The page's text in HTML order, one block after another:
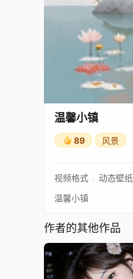
温馨小镇
89 风景
视频格式 动态壁纸
温馨小镇
作者的其他作品